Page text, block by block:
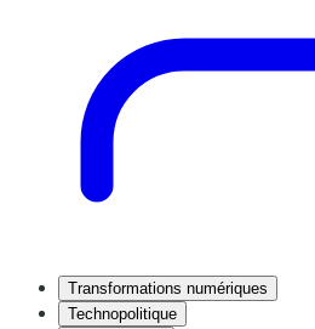
Transformations numériques
Technopolitique